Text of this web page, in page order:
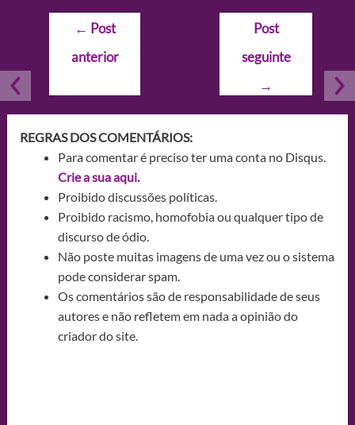
Navegação
Post
← Post
anterior
Post
seguinte
→
REGRAS DOS COMENTÁRIOS:
Para comentar é preciso ter uma conta no Disqus.
Crie a sua aqui.
Proibido discussões políticas.
Proibido racismo, homofobia ou qualquer tipo de
discurso de ódio.
Não poste muitas imagens de uma vez ou o sistema
pode considerar spam.
Os comentários são de responsabilidade de seus
autores e não refletem em nada a opinião do
criador do site.